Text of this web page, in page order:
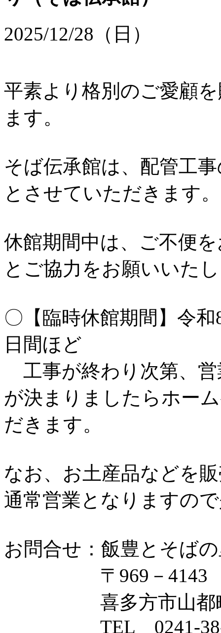
2025/12/28（日）
平素より格別のご愛顧
ます。
そば伝承館は、配管工
とさせていただきます。
休館期間中は、ご不便
とご協力をお願いいた
〇【臨時休館期間】令
日間ほど
工事が終わり次第、
が決まりましたらホー
だきます。
なお、お土産品などを
通常営業となりますの
お問合せ：飯豊とそば
〒969－4143
喜多方市山都町
TEL 0241-38-